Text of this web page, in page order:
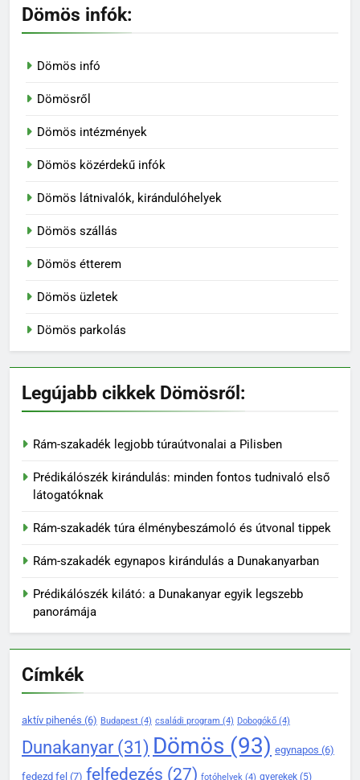
Dömös infók:
Dömös infó
Dömösről
Dömös intézmények
Dömös közérdekű infók
Dömös látnivalók, kirándulóhelyek
Dömös szállás
Dömös étterem
Dömös üzletek
Dömös parkolás
Legújabb cikkek Dömösről:
Rám-szakadék legjobb túraútvonalai a Pilisben
Prédikálószék kirándulás: minden fontos tudnivaló első
látogatóknak
Rám-szakadék túra élménybeszámoló és útvonal tippek
Rám-szakadék egynapos kirándulás a Dunakanyarban
Prédikálószék kilátó: a Dunakanyar egyik legszebb
panorámája
Címkék
aktív pihenés (6) Budapest (4) családi program (4) Dobogókő (4)
Dunakanyar(31) Dömös (93) egynapos (6)
fedezd fel (7) felfedezés (27) fotóhelyek (4) gyerekek (5)
136
a Duna-Ipoly Nemzeti Parkban
KIRÁNDULÓKNAK- TURÁZÓKNAK
137
Rám-szakadék: Magyarország
Dömös legendái és mondái –
mítoszok a Duna partján